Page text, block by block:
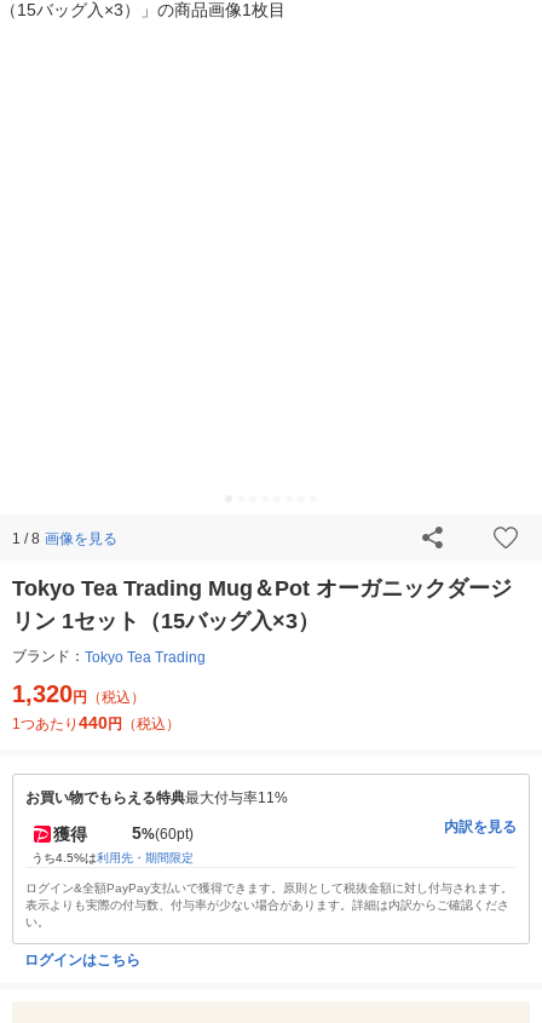
1 / 8 画像を見る
Tokyo Tea Trading Mug＆Pot オーガニックダージ
リン 1セット（15バッグ入×3）
ブランド： Tokyo Tea Trading
1,320円
（税込）
1つあたり 440円 （税込）
お買い物でもらえる特典最大付与率11%
獲得 5%(60pt)
うち4.5%は利用先・期間限定
内訳を見る
ログイン&全額PayPay支払いで獲得できます。原則として税抜金額に対し付与されます。
表示よりも実際の付与数、付与率が少ない場合があります。詳細は内訳からご確認くださ
い。
ログインはこちら